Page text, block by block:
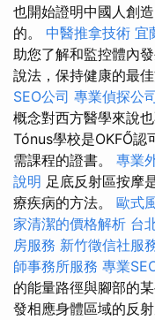
也開始證明中國人創
的。 中醫推拿技術 宜
助您了解和監控體內
說法，保持健康的最
SEO公司 專業偵探公
概念對西方醫學來說
Tónus學校是OKFŐ認
需課程的證書。 專業
說明 足底反射區按摩
療疾病的方法。 歐式
家清潔的價格解析 台
房服務 新竹徵信社服
師事務所服務 專業
的能量路徑與腳部的
發相應身體區域的反射